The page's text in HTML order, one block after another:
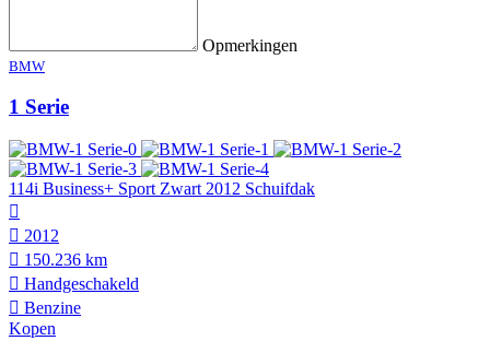
Opmerkingen
BMW
1 Serie
114i Business+ Sport Zwart 2012 Schuifdak
2012
150.236 km
Hand­geschakeld
Benzine
Kopen